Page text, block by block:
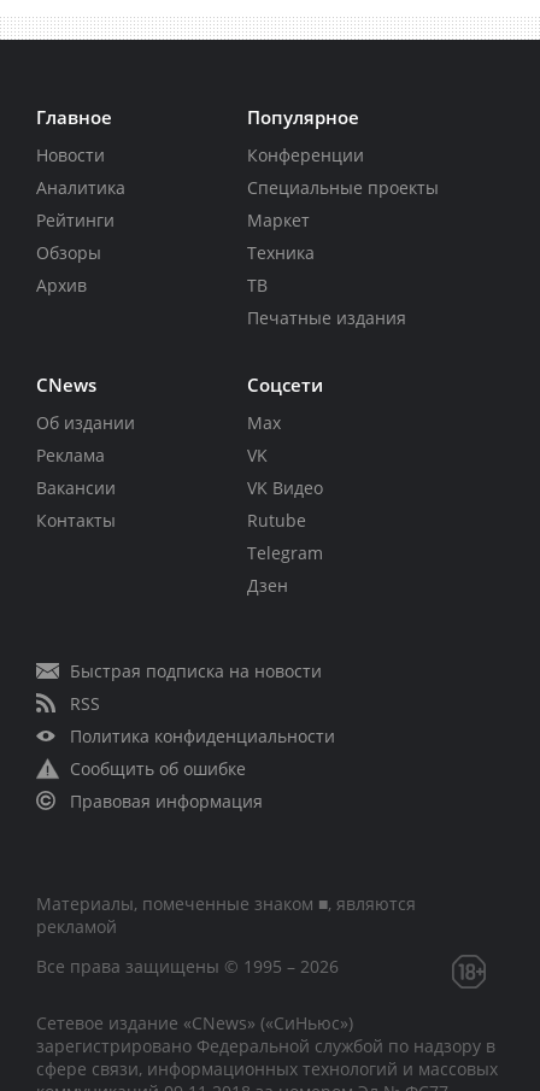
Главное
Новости
Аналитика
Рейтинги
Обзоры
Архив
Популярное
Конференции
Специальные проекты
Маркет
Техника
ТВ
Печатные издания
CNews
Об издании
Реклама
Вакансии
Контакты
Соцсети
Max
VK
VK Видео
Rutube
Telegram
Дзен
Быстрая подписка на новости
RSS
Политика конфиденциальности
Сообщить об ошибке
Правовая информация
Материалы, помеченные знаком ■, являются
рекламой
Все права защищены © 1995 – 2026
Сетевое издание «CNews» («СиНьюс»)
зарегистрировано Федеральной службой по надзору в
сфере связи, информационных технологий и массовых